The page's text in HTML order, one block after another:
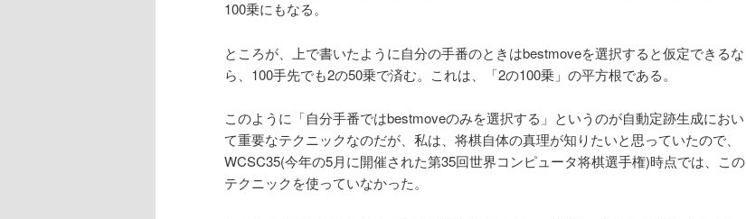
100乗にもなる。
ところが、上で書いたように自分の手番のときはbestmoveを選択すると仮定できるな
ら、100手先でも2の50乗で済む。これは、「2の100乗」の平方根である。
このように「自分手番ではbestmoveのみを選択する」というのが自動定跡生成におい
て重要なテクニックなのだが、私は、将棋自体の真理が知りたいと思っていたので、
WCSC35(今年の5月に開催された第35回世界コンピュータ将棋選手権)時点では、この
テクニックを使っていなかった。